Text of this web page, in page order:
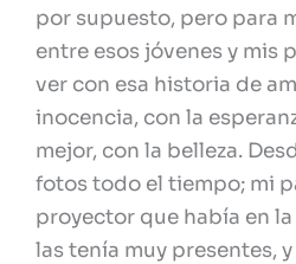
por supuesto, pero para
entre esos jóvenes y mis
ver con esa historia de
inocencia, con la
mejor, con la belleza.
fotos todo el tiempo; mi
proyector que había en
las tenía muy presentes,